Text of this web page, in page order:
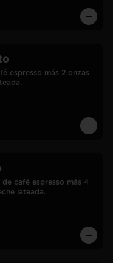
espresso más 2 onzas
de café espresso más 4
lateada.